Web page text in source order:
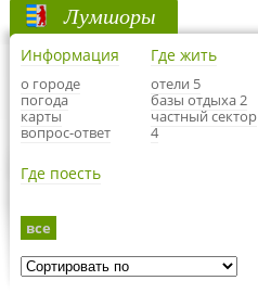
Лумшоры
Информация
о городе
погода
карты
вопрос-ответ
Где жить
отели 5
базы отдыха 2
частный сектор
4
Где поесть
все